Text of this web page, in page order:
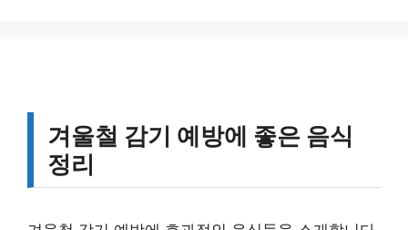
겨울철 감기 예방에 좋은 음식
정리